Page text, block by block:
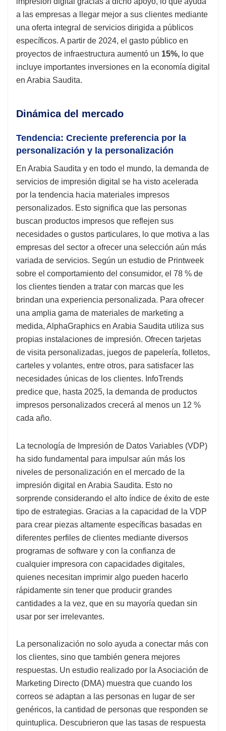
a las empresas a llegar mejor a sus clientes mediante
una oferta integral de servicios dirigida a públicos
específicos. A partir de 2024, el gasto público en
proyectos de infraestructura aumentó un 15%, lo que
incluye importantes inversiones en la economía digital
en Arabia Saudita.
Dinámica del mercado
Tendencia: Creciente preferencia por la
personalización y la personalización
En Arabia Saudita y en todo el mundo, la demanda de
servicios de impresión digital se ha visto acelerada
por la tendencia hacia materiales impresos
personalizados. Esto significa que las personas
buscan productos impresos que reflejen sus
necesidades o gustos particulares, lo que motiva a las
empresas del sector a ofrecer una selección aún más
variada de servicios. Según un estudio de Printweek
sobre el comportamiento del consumidor, el 78 % de
los clientes tienden a tratar con marcas que les
brindan una experiencia personalizada. Para ofrecer
una amplia gama de materiales de marketing a
medida, AlphaGraphics en Arabia Saudita utiliza sus
propias instalaciones de impresión. Ofrecen tarjetas
de visita personalizadas, juegos de papelería, folletos,
carteles y volantes, entre otros, para satisfacer las
necesidades únicas de los clientes. InfoTrends
predice que, hasta 2025, la demanda de productos
impresos personalizados crecerá al menos un 12 %
cada año.
La tecnología de Impresión de Datos Variables (VDP)
ha sido fundamental para impulsar aún más los
niveles de personalización en el mercado de la
impresión digital en Arabia Saudita. Esto no
sorprende considerando el alto índice de éxito de este
tipo de estrategias. Gracias a la capacidad de la VDP
para crear piezas altamente específicas basadas en
diferentes perfiles de clientes mediante diversos
programas de software y con la confianza de
cualquier impresora con capacidades digitales,
quienes necesitan imprimir algo pueden hacerlo
rápidamente sin tener que producir grandes
cantidades a la vez, que en su mayoría quedan sin
usar por ser irrelevantes.
La personalización no solo ayuda a conectar más con
los clientes, sino que también genera mejores
respuestas. Un estudio realizado por la Asociación de
Marketing Directo (DMA) muestra que cuando los
correos se adaptan a las personas en lugar de ser
genéricos, la cantidad de personas que responden se
quintuplica. Descubrieron que las tasas de respuesta